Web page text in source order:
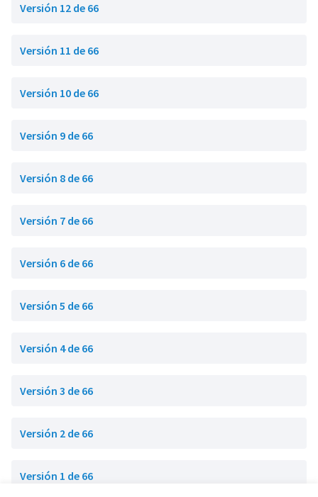
Versión 12 de 66
Versión 11 de 66
Versión 10 de 66
Versión 9 de 66
Versión 8 de 66
Versión 7 de 66
Versión 6 de 66
Versión 5 de 66
Versión 4 de 66
Versión 3 de 66
Versión 2 de 66
Versión 1 de 66